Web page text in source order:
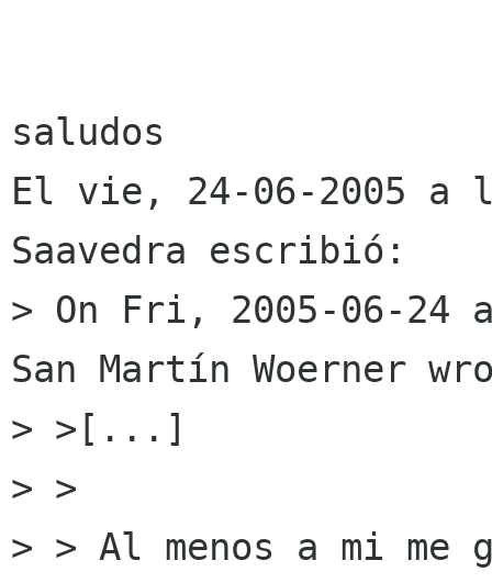
saludos
El vie, 24-06-2005 a
Saavedra escribió:
> On Fri, 2005-06-24
San Martín Woerner
> >[...]
> >
> > Al menos a mi